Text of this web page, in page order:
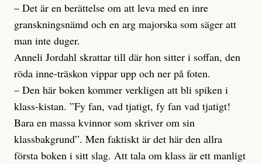
– Det är en berättelse om att leva med en inre
granskningsnämd och en arg majorska som säger att
man inte duger.
Anneli Jordahl skrattar till där hon sitter i soffan, den
röda inne-träskon vippar upp och ner på foten.
– Den här boken kommer verkligen att bli spiken i
klass-kistan. ”Fy fan, vad tjatigt, fy fan vad tjatigt!
Bara en massa kvinnor som skriver om sin
klassbakgrund”. Men faktiskt är det här den allra
första boken i sitt slag. Att tala om klass är ett manligt